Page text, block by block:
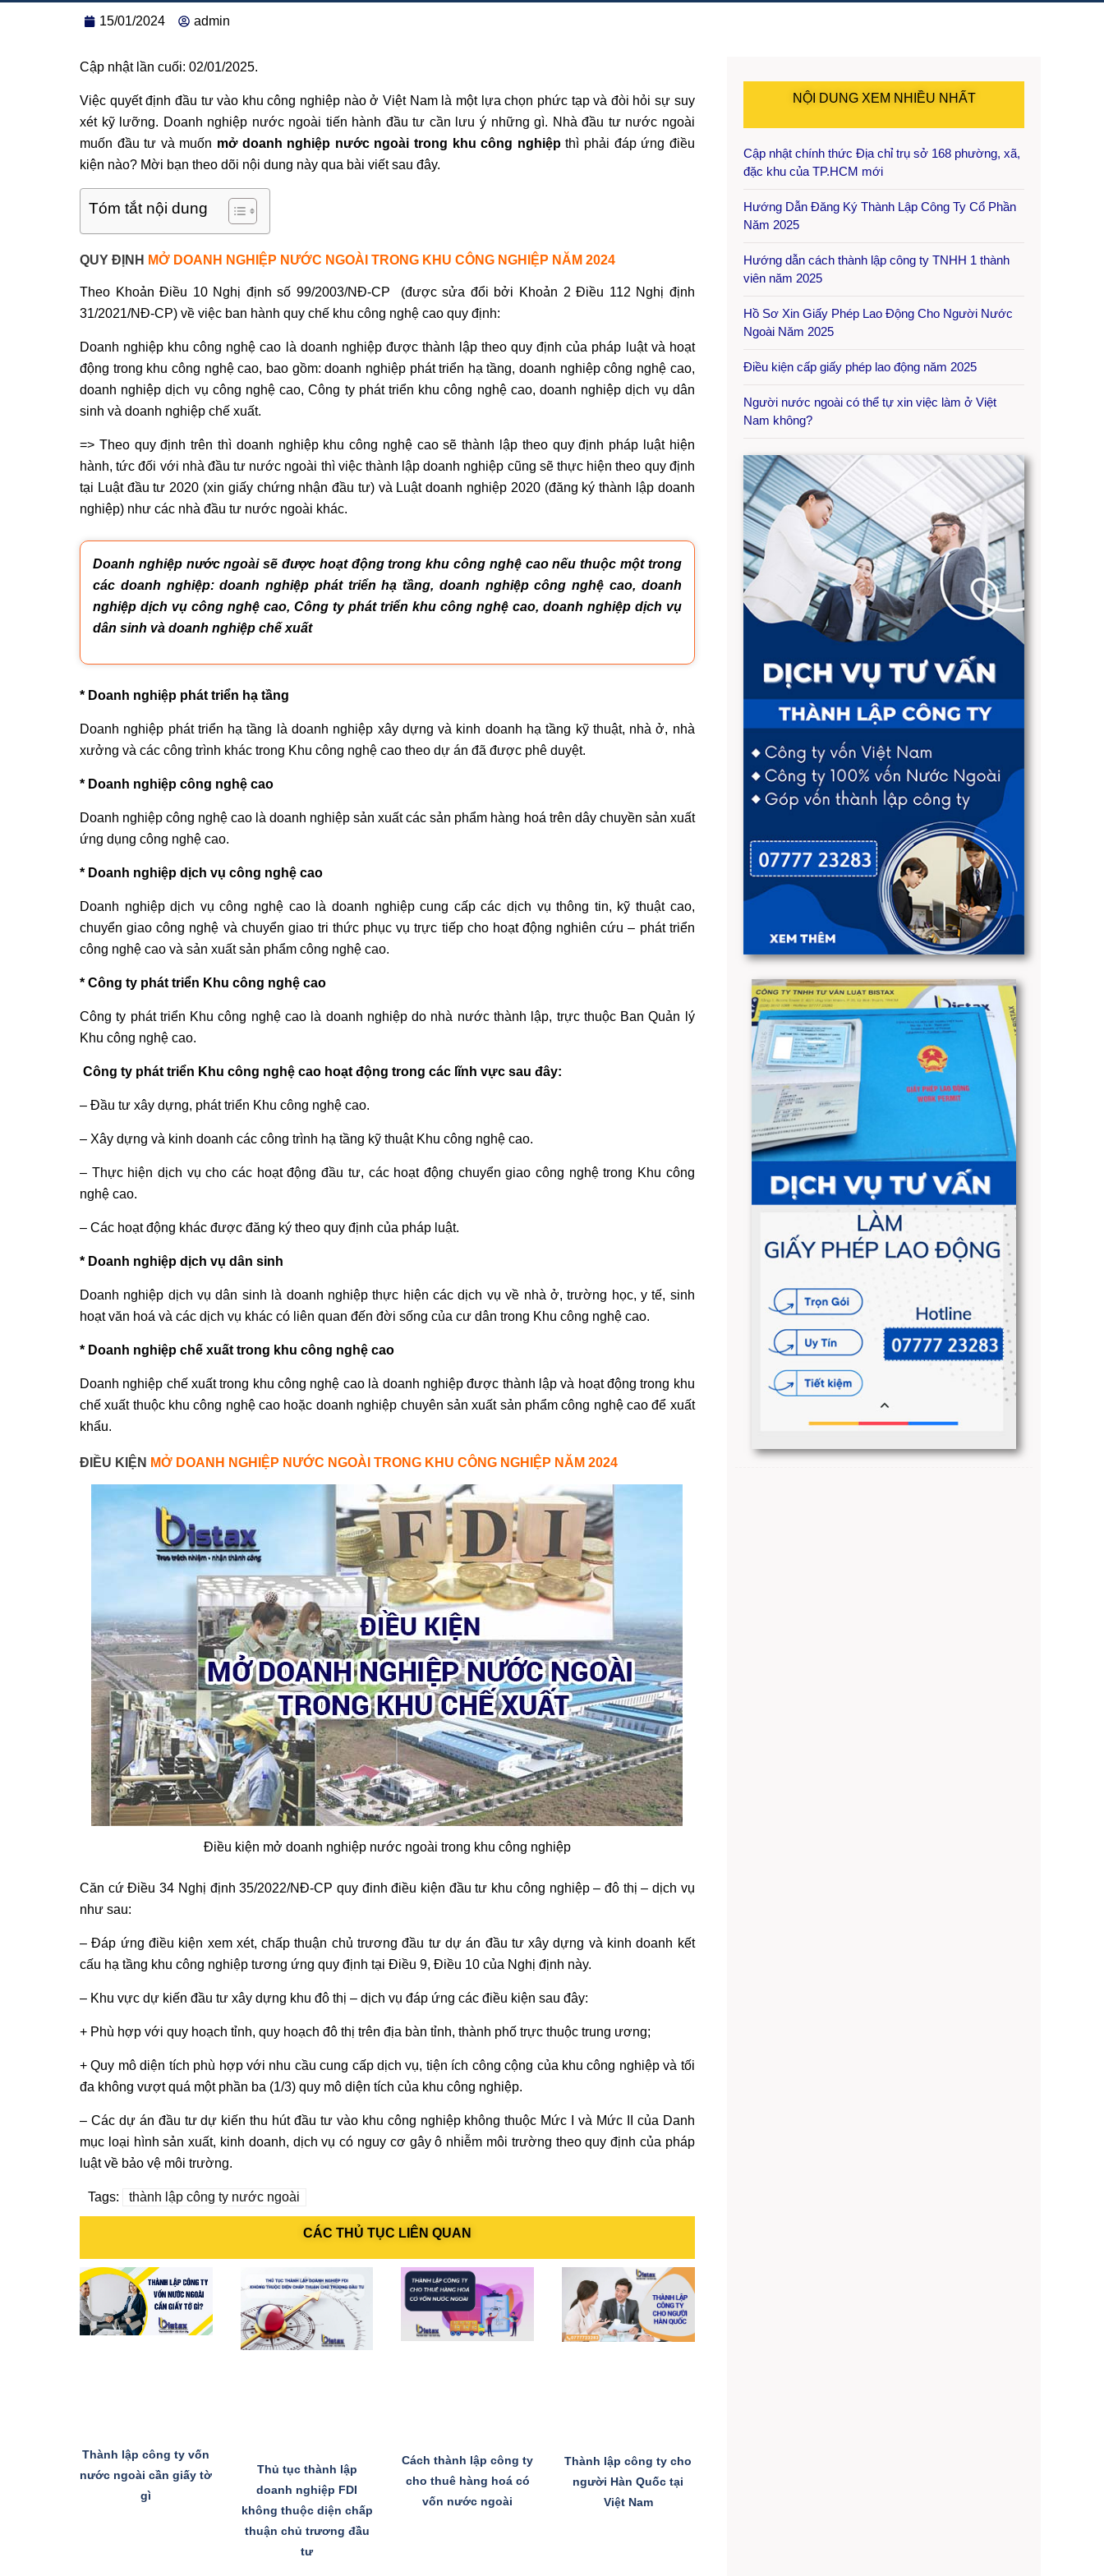
15/01/2024 admin
Cập nhật lần cuối: 02/01/2025.
Việc quyết định đầu tư vào khu công nghiệp nào ở Việt Nam là một lựa chọn phức tạp và đòi hỏi sự suy
xét kỹ lưỡng. Doanh nghiệp nước ngoài tiến hành đầu tư cần lưu ý những gì. Nhà đầu tư nước ngoài
muốn đầu tư và muốn mở doanh nghiệp nước ngoài trong khu công nghiệpthì phải đáp ứng điều
kiện nào? Mời bạn theo dõi nội dung này qua bài viết sau đây.
Tóm tắt nội dung
QUY ĐỊNH MỞ DOANH NGHIỆP NƯỚC NGOÀI TRONG KHU CÔNG NGHIỆP NĂM 2024
Theo Khoản Điều 10 Nghị định số 99/2003/NĐ-CP (được sửa đổi bởi Khoản 2 Điều 112 Nghị định
31/2021/NĐ-CP) về việc ban hành quy chế khu công nghệ cao quy định:
Doanh nghiệp khu công nghệ cao là doanh nghiệp được thành lập theo quy định của pháp luật và hoạt
động trong khu công nghệ cao, bao gồm: doanh nghiệp phát triển hạ tầng, doanh nghiệp công nghệ cao,
doanh nghiệp dịch vụ công nghệ cao, Công ty phát triển khu công nghệ cao, doanh nghiệp dịch vụ dân
sinh và doanh nghiệp chế xuất.
=> Theo quy định trên thì doanh nghiệp khu công nghệ cao sẽ thành lập theo quy định pháp luật hiện
hành, tức đối với nhà đầu tư nước ngoài thì việc thành lập doanh nghiệp cũng sẽ thực hiện theo quy định
tại Luật đầu tư 2020 (xin giấy chứng nhận đầu tư) và Luật doanh nghiệp 2020 (đăng ký thành lập doanh
nghiệp) như các nhà đầu tư nước ngoài khác.
Doanh nghiệp nước ngoài sẽ được hoạt động trong khu công nghệ cao nếu thuộc một trong
các doanh nghiệp: doanh nghiệp phát triển hạ tầng, doanh nghiệp công nghệ cao, doanh
nghiệp dịch vụ công nghệ cao, Công ty phát triển khu công nghệ cao, doanh nghiệp dịch vụ
dân sinh và doanh nghiệp chế xuất
* Doanh nghiệp phát triển hạ tầng
Doanh nghiệp phát triển hạ tầng là doanh nghiệp xây dựng và kinh doanh hạ tầng kỹ thuật, nhà ở, nhà
xưởng và các công trình khác trong Khu công nghệ cao theo dự án đã được phê duyệt.
* Doanh nghiệp công nghệ cao
Doanh nghiệp công nghệ cao là doanh nghiệp sản xuất các sản phẩm hàng hoá trên dây chuyền sản xuất
ứng dụng công nghệ cao.
* Doanh nghiệp dịch vụ công nghệ cao
Doanh nghiệp dịch vụ công nghệ cao là doanh nghiệp cung cấp các dịch vụ thông tin, kỹ thuật cao,
chuyển giao công nghệ và chuyển giao tri thức phục vụ trực tiếp cho hoạt động nghiên cứu – phát triển
công nghệ cao và sản xuất sản phẩm công nghệ cao.
* Công ty phát triển Khu công nghệ cao
Công ty phát triển Khu công nghệ cao là doanh nghiệp do nhà nước thành lập, trực thuộc Ban Quản lý
Khu công nghệ cao.
Công ty phát triển Khu công nghệ cao hoạt động trong các lĩnh vực sau đây:
– Đầu tư xây dựng, phát triển Khu công nghệ cao.
– Xây dựng và kinh doanh các công trình hạ tầng kỹ thuật Khu công nghệ cao.
– Thực hiện dịch vụ cho các hoạt động đầu tư, các hoạt động chuyển giao công nghệ trong Khu công
nghệ cao.
– Các hoạt động khác được đăng ký theo quy định của pháp luật.
* Doanh nghiệp dịch vụ dân sinh
Doanh nghiệp dịch vụ dân sinh là doanh nghiệp thực hiện các dịch vụ về nhà ở, trường học, y tế, sinh
hoạt văn hoá và các dịch vụ khác có liên quan đến đời sống của cư dân trong Khu công nghệ cao.
* Doanh nghiệp chế xuất trong khu công nghệ cao
Doanh nghiệp chế xuất trong khu công nghệ cao là doanh nghiệp được thành lập và hoạt động trong khu
chế xuất thuộc khu công nghệ cao hoặc doanh nghiệp chuyên sản xuất sản phẩm công nghệ cao để xuất
khẩu.
ĐIỀU KIỆN MỞ DOANH NGHIỆP NƯỚC NGOÀI TRONG KHU CÔNG NGHIỆP NĂM 2024
Điều kiện mở doanh nghiệp nước ngoài trong khu công nghiệp
Căn cứ Điều 34 Nghị định 35/2022/NĐ-CP quy đinh điều kiện đầu tư khu công nghiệp – đô thị – dịch vụ
như sau:
– Đáp ứng điều kiện xem xét, chấp thuận chủ trương đầu tư dự án đầu tư xây dựng và kinh doanh kết
cấu hạ tầng khu công nghiệp tương ứng quy định tại Điều 9, Điều 10 của Nghị định này.
– Khu vực dự kiến đầu tư xây dựng khu đô thị – dịch vụ đáp ứng các điều kiện sau đây:
+ Phù hợp với quy hoạch tỉnh, quy hoạch đô thị trên địa bàn tỉnh, thành phố trực thuộc trung ương;
+ Quy mô diện tích phù hợp với nhu cầu cung cấp dịch vụ, tiện ích công cộng của khu công nghiệp và tối
đa không vượt quá một phần ba (1/3) quy mô diện tích của khu công nghiệp.
– Các dự án đầu tư dự kiến thu hút đầu tư vào khu công nghiệp không thuộc Mức I và Mức II của Danh
mục loại hình sản xuất, kinh doanh, dịch vụ có nguy cơ gây ô nhiễm môi trường theo quy định của pháp
luật về bảo vệ môi trường.
Tags: thành lập công ty nước ngoài
CÁC THỦ TỤC LIÊN QUAN
Thành lập công ty vốn
nước ngoài cần giấy tờ
gì
Thủ tục thành lập
doanh nghiệp FDI
không thuộc diện chấp
thuận chủ trương đầu
tư
Cách thành lập công ty
cho thuê hàng hoá có
vốn nước ngoài
Thành lập công ty cho
người Hàn Quốc tại
Việt Nam
NỘI DUNG XEM NHIỀU NHẤT
Cập nhật chính thức Địa chỉ trụ sở 168 phường, xã,
đặc khu của TP.HCM mới
Hướng Dẫn Đăng Ký Thành Lập Công Ty Cổ Phần
Năm 2025
Hướng dẫn cách thành lập công ty TNHH 1 thành
viên năm 2025
Hồ Sơ Xin Giấy Phép Lao Động Cho Người Nước
Ngoài Năm 2025
Điều kiện cấp giấy phép lao động năm 2025
Người nước ngoài có thể tự xin việc làm ở Việt
Nam không?